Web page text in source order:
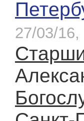
27/03/